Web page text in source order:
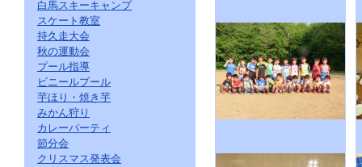
白馬スキーキャンプ
スケート教室
持久走大会
秋の運動会
プール指導
ビニールプール
芋ほり・焼き芋
みかん狩り
カレーパーティ
節分会
クリスマス発表会